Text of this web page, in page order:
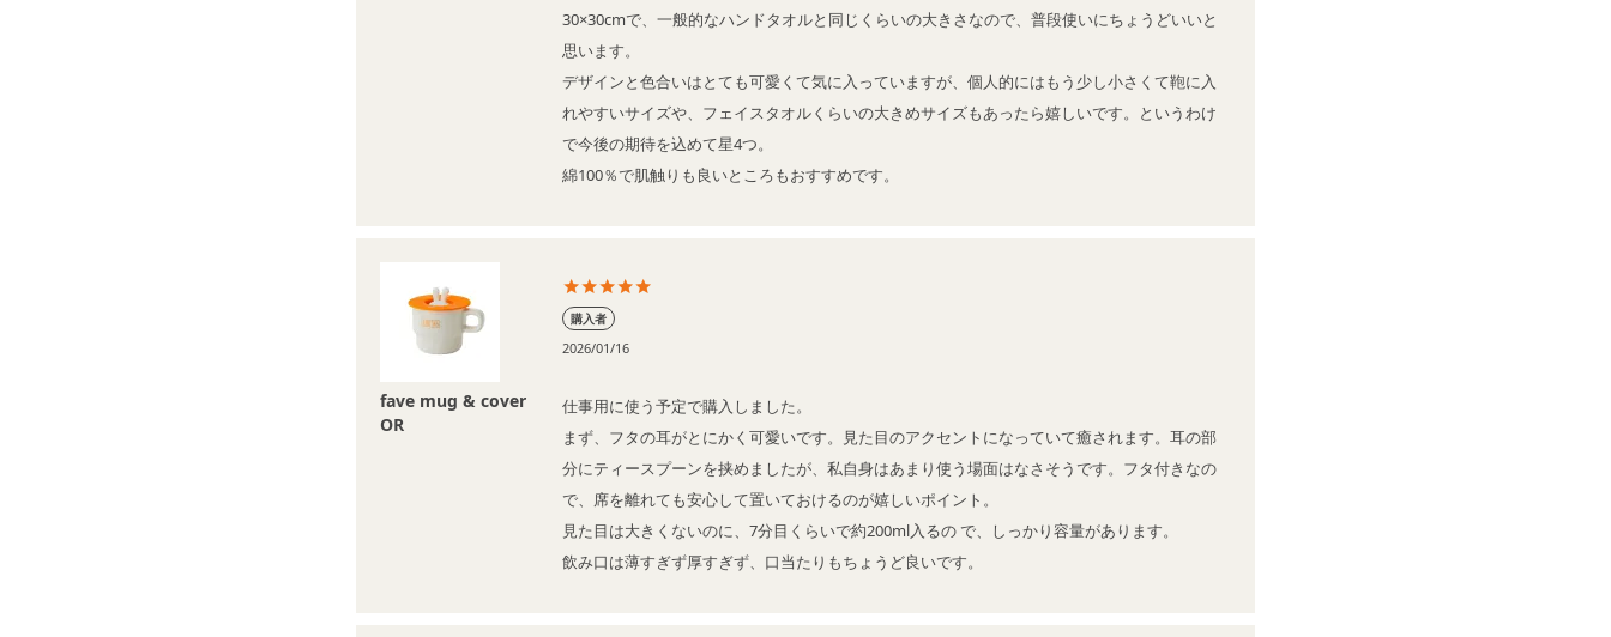
30×30cmで、一般的なハンドタオルと同じくらいの大きさなので、普段使いにちょうどいいと
思います。
デザインと色合いはとても可愛くて気に入っていますが、個人的にはもう少し小さくて鞄に入
れやすいサイズや、フェイスタオルくらいの大きめサイズもあったら嬉しいです。というわけ
で今後の期待を込めて星4つ。
綿100％で肌触りも良いところもおすすめです。
fave mug & cover
OR
購入者
2026/01/16
仕事用に使う予定で購入しました。
まず、フタの耳がとにかく可愛いです。見た目のアクセントになっていて癒されます。耳の部
分にティースプーンを挟めましたが、私自身はあまり使う場面はなさそうです。フタ付きなの
で、席を離れても安心して置いておけるのが嬉しいポイント。
見た目は大きくないのに、7分目くらいで約200ml入るの で、しっかり容量があります。
飲み口は薄すぎず厚すぎず、口当たりもちょうど良いです。